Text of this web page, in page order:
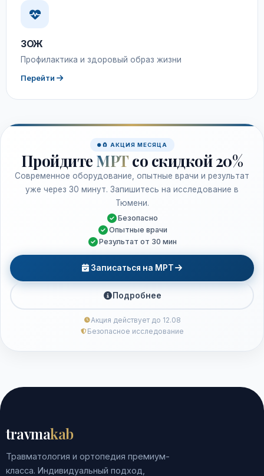
ЗОЖ
Профилактика и здоровый образ жизни
Перейти
🧲 АКЦИЯ МЕСЯЦА
Пройдите МРТ со скидкой 20%
Современное оборудование, опытные врачи и результат
уже через 30 минут. Запишитесь на исследование в
Тюмени.
Безопасно
Опытные врачи
Результат от 30 мин
Записаться на МРТ
Подробнее
Акция действует до 12.08
Безопасное исследование
travmakab
Травматология и ортопедия премиум-
класса. Индивидуальный подход,